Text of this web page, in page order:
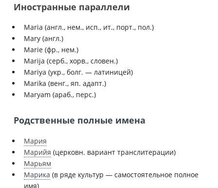
Иностранные параллели
Maria (англ., нем., исп., ит., порт., пол.)
Mary (англ.)
Marie (фр., нем.)
Marija (серб., хорв., словен.)
Mariya (укр., болг. — латиницей)
Marika (венг., яп. адапт.)
Maryam (араб., перс.)
Родственные полные имена
Мария
Марийя (церковн. вариант транслитерации)
Марьям
Марика (в ряде культур — самостоятельное полное
имя)